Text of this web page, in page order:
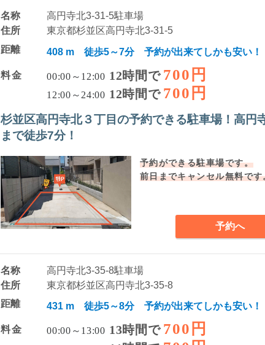
名称
高円寺北3-31-5駐車場
住所
東京都杉並区高円寺北3-31-5
距離
408 m 徒歩5～7分 予約が出来てしかも安い！
料金 00:00～12:00 12時間で 700円
12:00～24:00 12時間で 700円
杉並区高円寺北３丁目の予約できる駐車場！高円
まで徒歩7分！
予約ができる駐車場です。
前日までキャンセル無料です
予約へ
名称
高円寺北3-35-8駐車場
住所
東京都杉並区高円寺北3-35-8
距離
431 m 徒歩5～8分 予約が出来てしかも安い！
料金 00:00～13:00 13時間で 700円